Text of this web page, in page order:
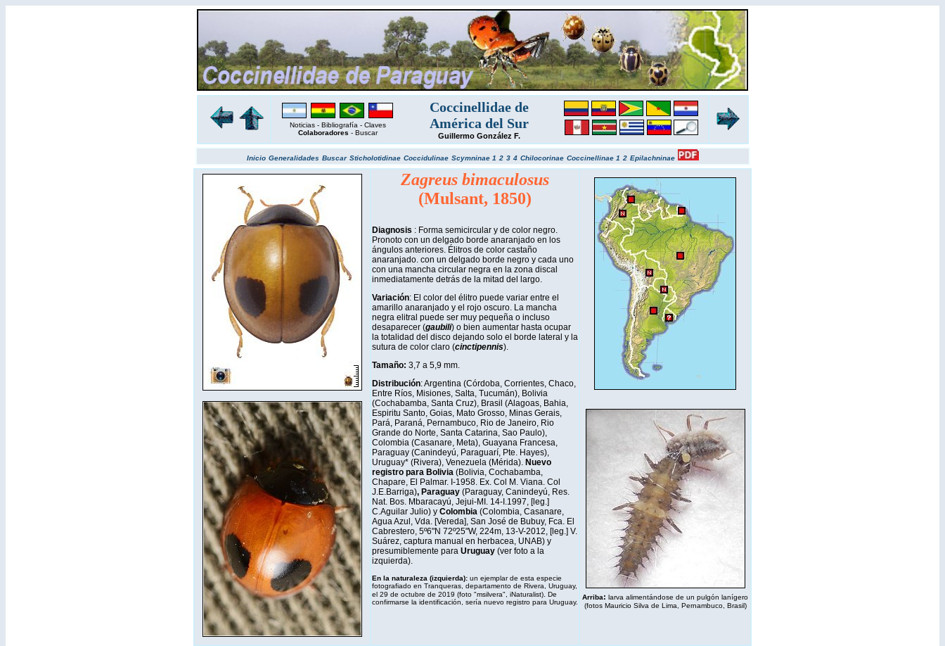
Noticias - Bibliografía - Claves
Colaboradores - Buscar
Coccinellidae de
América del Sur
Guillermo González F.
Inicio Generalidades Buscar Sticholotidinae Coccidulinae Scymninae 1 2 3 4 Chilocorinae Coccinellinae 1 2 Epilachninae
Zagreus bimaculosus
(Mulsant, 1850)
Diagnosis : Forma semicircular y de color negro.
Pronoto con un delgado borde anaranjado en los
ángulos anteriores. Élitros de color castaño
anaranjado. con un delgado borde negro y cada uno
con una mancha circular negra en la zona discal
inmediatamente detrás de la mitad del largo.
Variación: El color del élitro puede variar entre el
amarillo anaranjado y el rojo oscuro. La mancha
negra elitral puede ser muy pequeña o incluso
desaparecer (gaubili) o bien aumentar hasta ocupar
la totalidad del disco dejando solo el borde lateral y la
sutura de color claro (cinctipennis).
Tamaño: 3,7 a 5,9 mm.
Distribución: Argentina (Córdoba, Corrientes, Chaco,
Entre Ríos, Misiones, Salta, Tucumán), Bolivia
(Cochabamba, Santa Cruz), Brasil (Alagoas, Bahia,
Espiritu Santo, Goias, Mato Grosso, Minas Gerais,
Pará, Paraná, Pernambuco, Rio de Janeiro, Rio
Grande do Norte, Santa Catarina, Sao Paulo),
Colombia (Casanare, Meta), Guayana Francesa,
Paraguay (Canindeyú, Paraguarí, Pte. Hayes),
Uruguay* (Rivera), Venezuela (Mérida). Nuevo
registro para Bolivia (Bolivia, Cochabamba,
Chapare, El Palmar. I-1958. Ex. Col M. Viana. Col
J.E.Barriga), Paraguay (Paraguay, Canindeyú, Res.
Nat. Bos. Mbaracayú, Jejui-MI. 14-I.1997, [leg.]
C.Aguilar Julio) y Colombia (Colombia, Casanare,
Agua Azul, Vda. [Vereda], San José de Bubuy, Fca. El
Cabrestero, 5º6"N 72º25"W, 224m, 13-V-2012, [leg.] V.
Suárez, captura manual en herbacea, UNAB) y
presumiblemente para Uruguay (ver foto a la
izquierda).
En la naturaleza (izquierda): un ejemplar de esta especie
fotografiado en Tranqueras, departamento de Rivera, Uruguay,
el 29 de octubre de 2019 (foto "msilvera", iNaturalist) De
confirmarse la identificación, sería nuevo registro para Uruguay.
Arriba: larva alimentándose de un pulgón lanígero
(fotos Mauricio Silva de Lima, Pernambuco, Brasil)